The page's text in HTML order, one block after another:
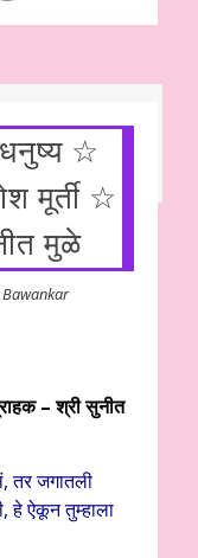
☆
मूर्ती ☆
मुळे
– श्री सुनीत
तर जगातली
हे ऐकून तुम्हाला